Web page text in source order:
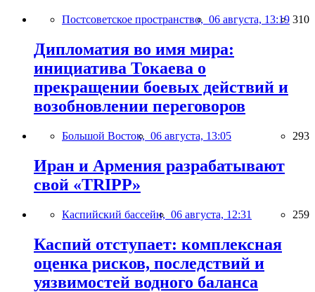
Постсоветское пространство, 06 августа, 13:19 310
Дипломатия во имя мира:
инициатива Токаева о
прекращении боевых действий и
возобновлении переговоров
Большой Восток, 06 августа, 13:05 293
Иран и Армения разрабатывают
свой «TRIPP»
Каспийский бассейн, 06 августа, 12:31 259
Каспий отступает: комплексная
оценка рисков, последствий и
уязвимостей водного баланса